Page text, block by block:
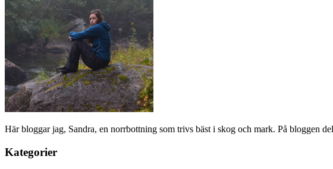
Här bloggar jag, Sandra, en norrbottning som trivs bäst i skog och mark. På bloggen
Kategorier